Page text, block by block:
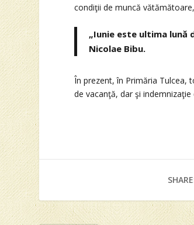
condiţii de muncă
„Iunie este ultima lună
Nicolae Bibu.
În prezent, în Primăria Tulcea,
de vacanţă, dar şi indemnizaţie